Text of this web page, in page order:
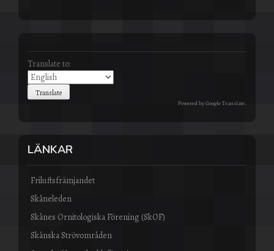
Translate to:
Powered byGoogle Translate.
LÄNKAR
Friluftsfrämjandet
Skåneleden
Skånes Ornitologiska Förening (SkOF)
Skånska Strövområden